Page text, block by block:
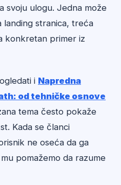
svoju ulogu. Jedna može
landing stranica, treća
konkretan primer iz
i Napredna
od tehničke osnove
tema često pokaže
Kada se članci
ne oseća da ga
pomažemo da razume